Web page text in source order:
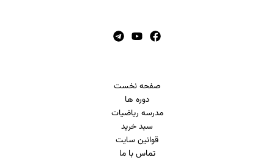
صفحه نخست
دوره ها
مدرسه ریاضیات
سبد خرید
قوانین سایت
تماس با ما